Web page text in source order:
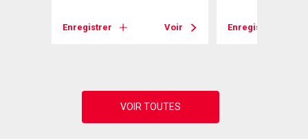
Enregistrer Voir Enregistrer